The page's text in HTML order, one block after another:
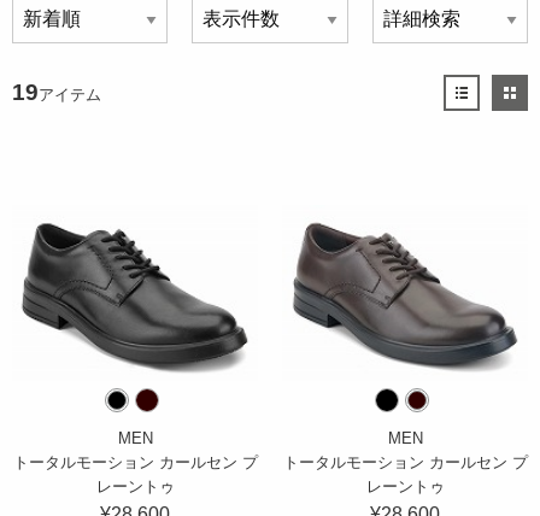
19アイテム
MEN
トータルモーション カールセン プ
レーントゥ
MEN
トータルモーション カールセン プ
レーントゥ